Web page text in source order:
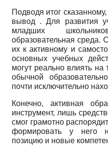
Подводя итог
вывод . Для развития
младших
образовательная среда.
их к активному и
основных учебных
могут реально влиять на
обычной
почти исключительно
Конечно, активная
инструмент, лишь
смог грамотно
формировать у него
позицию и новые